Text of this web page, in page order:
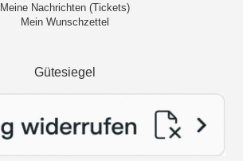
Meine Nachrichten (Tickets)
Mein Wunschzettel
Gütesiegel